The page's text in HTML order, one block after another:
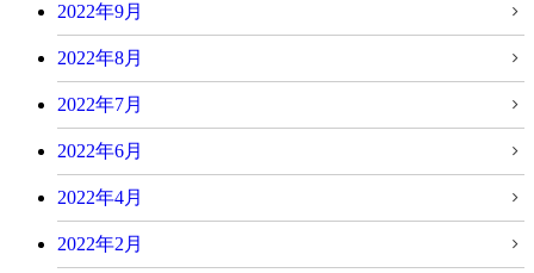
2022年9月
2022年8月
2022年7月
2022年6月
2022年4月
2022年2月